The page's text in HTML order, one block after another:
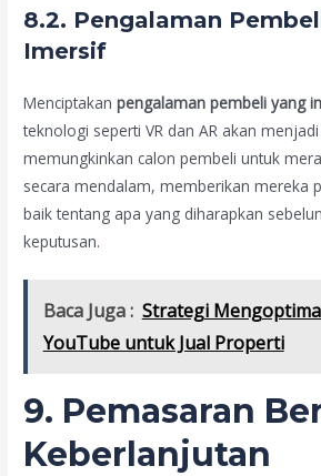
8.2. Pengalaman
Imersif
Menciptakanpengalaman pembeli yang
teknologi seperti VR dan AR akan
memungkinkan calon pembeli untuk
secara mendalam, memberikan mereka
baik tentang apa yang diharapkan
keputusan.
Baca Juga : Strategi
YouTube untuk Jual Properti
9. Pemasaran
Keberlanjutan